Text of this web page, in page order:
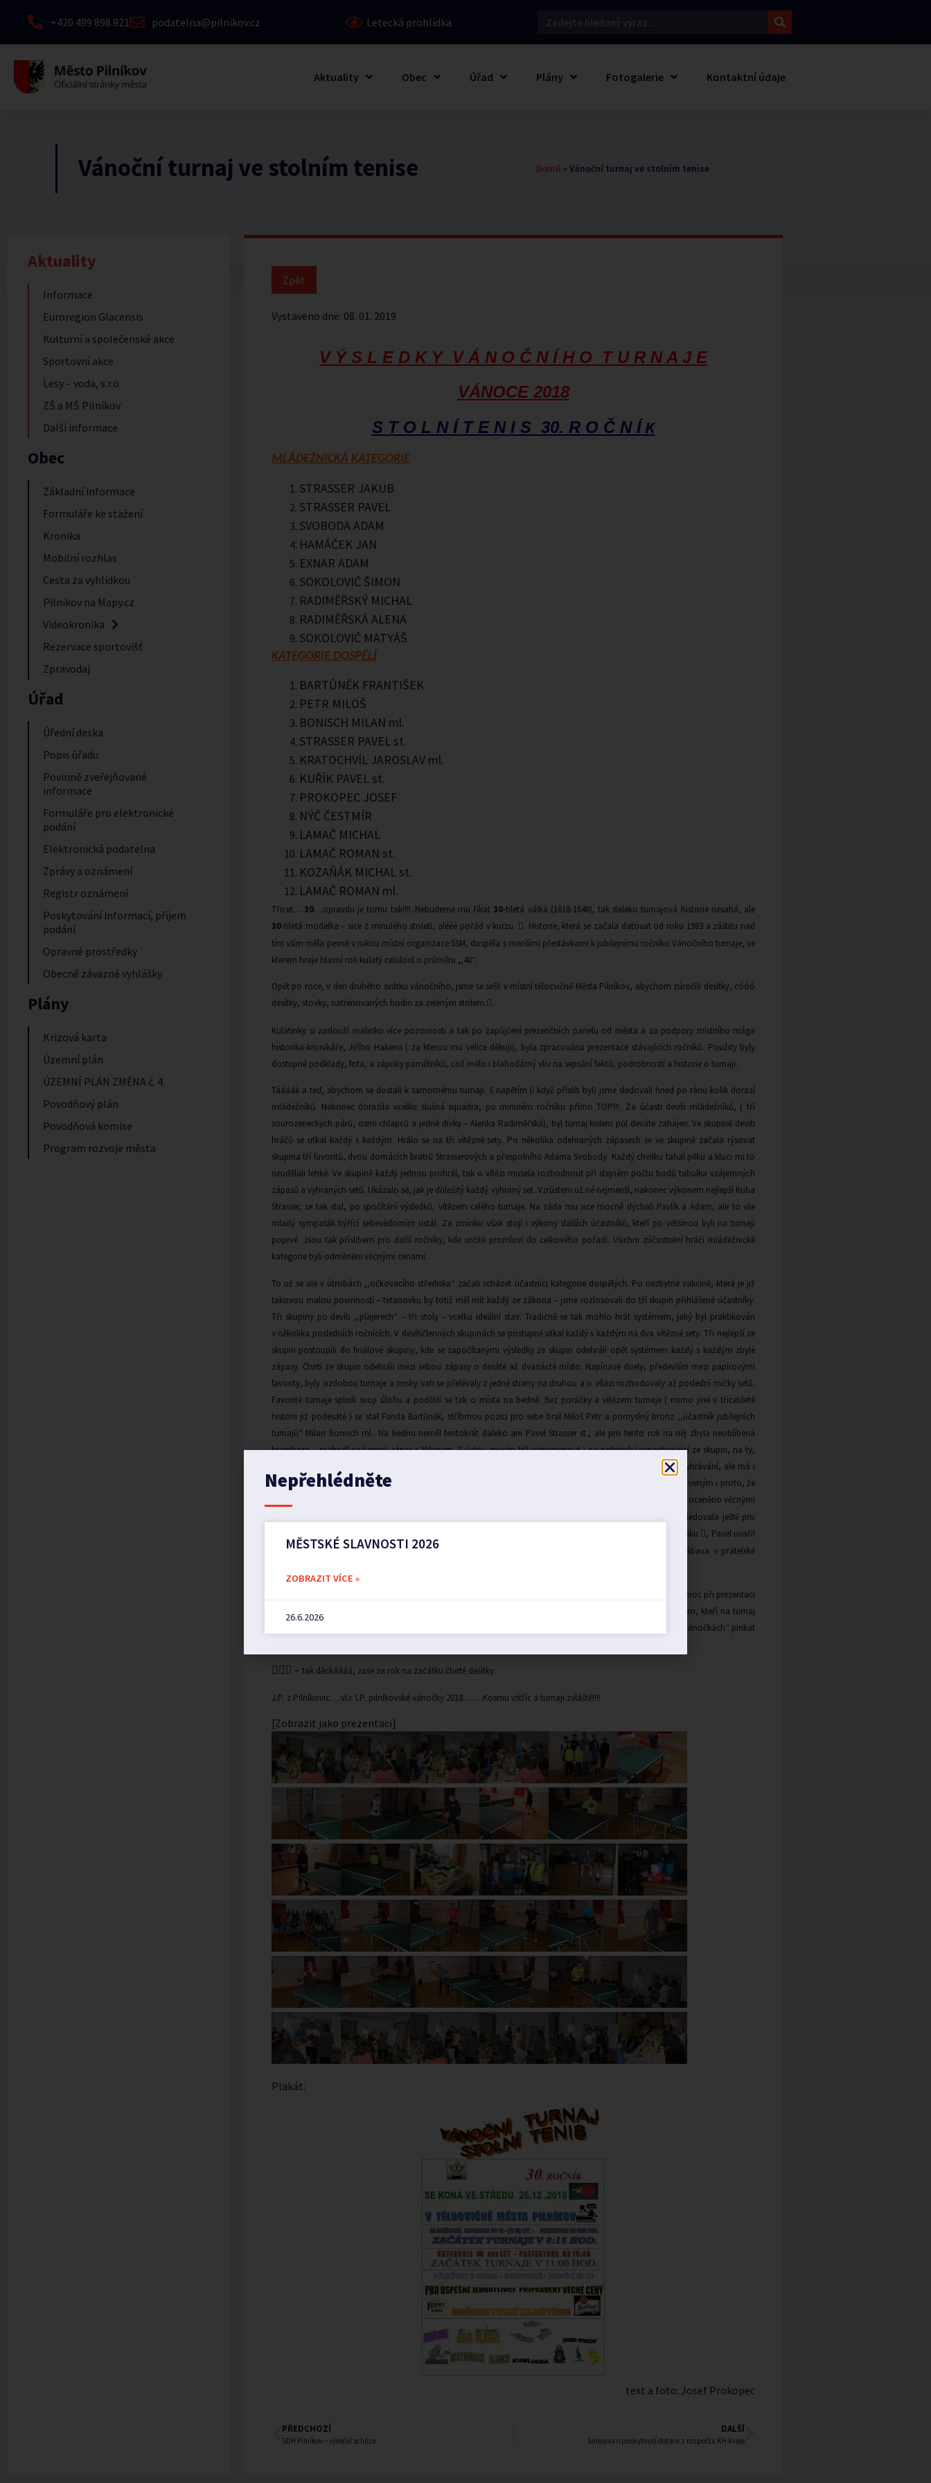
+420 499 898 921 podatelna@pilnikov.cz Letecká prohlídka
Aktuality Obec Úřad Plány Fotogalerie Kontaktní údaje
Vánoční turnaj ve stolním tenise Domů » Vánoční turnaj ve stolním tenise
Aktuality
Informace
Euroregion Glacensis
Kulturní a společenské akce
Sportovní akce
Lesy – voda, s.r.o.
ZŠ a MŠ Pilníkov
Další informace
Obec
Základní informace
Formuláře ke stažení
Kronika
Mobilní rozhlas
Cesta za vyhlídkou
Pilníkov na Mapy.cz
Videokronika
Rezervace sportovišť
Zpravodaj
Úřad
Úřední deska
Popis úřadu
Povinně zveřejňované
informace
Formuláře pro elektronické
podání
Elektronická podatelna
Zprávy a oznámení
Registr oznámení
Poskytování informací, příjem
podání
Opravné prostředky
Obecně závazné vyhlášky
Plány
Krizová karta
Územní plán
ÚZEMNÍ PLÁN ZMĚNA č. 4.
Povodňový plán
Povodňová komise
Program rozvoje města
Vystaveno dne: 08. 01. 2019
V Ý S L E D K Y V Á N O Č N Í H O T U R N A J E
VÁNOCE 2018
S T O L N Í T E N I S 30. R O Č N ÍK
MLÁDEŽNICKÁ KATEGORIE
STRASSER JAKUB
STRASSER PAVEL
SVOBODA ADAM
HAMÁČEK JAN
EXNAR ADAM
SOKOLOVIČ ŠIMON
RADIMĚŘSKÝ MICHAL
RADIMĚŘSKÁ ALENA
SOKOLOVIČ MATYÁŠ
KATEGORIE DOSPĚLÍ
BARTŮNĚK FRANTIŠEK
PETR MILOŠ
BONISCH MILAN ml.
STRASSER PAVEL st.
KRATOCHVÍL JAROSLAV ml.
KUŘÍK PAVEL st.
PROKOPEC JOSEF
NÝČ ČESTMÍR
LAMAČ MICHAL
LAMAČ ROMAN st.
KOZAŇÁK MICHAL st.
LAMAČ ROMAN ml.
Třicet….30…opravdu je tomu tak!!!!..Nebudeme mu říkat30-tiletá válka (1618-1648), tak daleko turnajová historie nesahá, ale
30-tiletá modelka – sice z minulého století, alééé pořád v kurzu.  . Historie, která se začala datovat od roku 1983 a záštitu nad
tím vším měla pevně v rukou místní organizace SSM, dospěla s menšími přestávkami k jubilejnímu ročníku Vánočního turnaje, ve
kterém hraje hlavní roli kulatý celuloid o průměru ,,40“.
Opět po roce, v den druhého svátku vánočního, jsme se sešli v místní tělocvičně Města Pilníkov, abychom zúročili desítky, cóóó
desítky, stovky, natrénovaných hodin za zeleným stolem  .
Kulatinky si zaslouží malinko více pozornosti a tak po zapůjčení prezenčních panelu od města a za podpory místního mága
historika-kronikáře, Jiřího Hakena ( za kterou mu velice děkuji), byla zpracována prezentace stávajících ročníků. Použity byly
dostupné podklady, fota, a zápisky pamětníků, což mělo i blahodárný vliv na sepsání faktů, podrobností a historie o turnaji.
Táááák a teď, abychom se dostali k samotnému turnaji. S napětím (i když příslib byl) jsme sledovali hned po ránu kolik dorazí
mládežníků. Nakonec dorazila vcelku slušná squadra, po minulém ročníku přímo TOP!!!. Za účasti devíti mládežníků, ( tří
sourozeneckých párů, osmi chlapců a jedné dívky – Alenka Radiměřská), byl turnaj kolem půl deváté zahájen. Ve skupině devíti
hráčů se utkal každý s každým. Hrálo se na tři vítězné sety. Po několika odehraných zápasech se ve skupině začala rýsovat
skupina tří favoritů, dvou domácích bratrů Strasserových a přespolního Adama Svobody. Každý chvilku tahal pilku a kluci mi to
neudělali lehké. Ve skupině každý jednou prohrál, tak o vítězi musela rozhodnout při stejném počtu bodů tabulka vzájemných
zápasů a vyhraných setů. Ukázalo se, jak je důležitý každý vyhraný set. Vzrůstem už né nejmenší, nakonec výkonem nejlepší Kuba
Strasser, se tak stal, po spočítání výsledků, vítězem celého turnaje. Na záda mu sice mocně dýchali Pavlík a Adam, ale to vše
mladý sympaťák hýřící sebevědomím ustál. Za zmínku však stojí i výkony dalších účastníků, kteří po většinou byli na turnaji
poprvé. Jsou tak příslibem pro další ročníky, kde určitě promluví do celkového pořadí. Všichni zúčastnění hráči mládežnické
kategorie byli odměněni věcnými cenami.
To už se ale v útrobách ,,očkovacího střediska“ začali scházet účastníci kategorie dospělých. Po nezbytné vakcíně, která je již
takovou malou povinností – tetanovku by totiž měl mít každý ze zákona – jsme rozlosovali do tří skupin přihlášené účastníky.
Tři skupiny po devíti ,,plajerech“ – tři stoly – vcelku ideální stav. Tradičně se tak mohlo hrát systémem, jaký byl praktikován
v několika posledních ročnících. V devítičlenných skupinách se postupně utkal každý s každým na dva vítězné sety. Tři nejlepší ze
skupin postoupili do finálové skupiny, kde se započítanými výsledky ze skupin odehráli opět systémem každý s každým zbylé
zápasy. Čtvrtí ze skupin odehráli mezi sebou zápasy o desáté až dvanácté místo. Napínavé duely, především mezi papírovými
favority, byly ozdobou turnaje a misky vah se přelévaly z jedné strany na druhou a o vítězi rozhodovaly až poslední míčky setů.
Favorité turnaje splnili svoji úlohu a podělili se tak o místa na bedně. Bez porážky a vítězem turnaje ( mimo jiné v třicetileté
historii již podesáté ) se stal Fanda Bartůněk, stříbrnou pozici pro sebe bral Miloš Petr a pomyslný bronz ,,účastník jubilejních
turnajů“ Milan Bonisch ml.. Na bednu neměl tentokrát daleko ani Pavel Strasser st., ale pro tento rok na něj zbyla neoblíbená
brambora – rozhodl vzájemný zápas s Milanem. S úctou musím též vzpomenout i na notorický nepostupující ze skupin, na ty,
kterým stačí uhrát třeba i jediný set nebo míček, ale svojí každoroční účastí prezentují, že turnaj není jen o vyhrávání, ale má i
jiné hodnoty. Při vyhlašování výsledků tak letos převládaly barvy spíše červenobílé oproti těm žluto-modro-červeným i proto, že
. Dvanáct nejúspěšnějších hráčů bylo oceněno věcnými
cenami, putovní pohár do ročního držení si odnesl vítěz turnaje Fanda Bartůněk. Po vyhlášení výsledků následovala ještě pro
pobavení malá retrotombola ( doufám, že už Krbec přepral minimálně jedny ponožky
, Milda namydlil mamku , Pavel uvařil
polívku, Jarda nastudoval čokoládu a Jirka-Buchy se neudusil tureckým medem
) a dále pak volná zábava v přátelské
Chtěl bych touto cestou poděkovat všem účastníkům turnaje, Pavlovi za pomoc při organizaci, Jirkovi za pomoc při prezentaci
historie turnaje, za barem a vynikají každoroční gulášek Iris, za opět super dršťkovou Milušce a Pavlovi a všem, kteří na turnaj
sponzorsky a jakkoli jinak přispěli. Vám všem ostatním za účast na turnaji, protože bez Vás, bych si mohl o ,,vánočkách“ pinkat
 – tak děckáááá, zase za rok na začátku čtvrté desítky.
J.P. z Pilníkovic….vl.r. LP. pilníkovské vánočky 2018…….Kosmu vstříc a turnaji zvláště!!!!
[Zobrazit jako prezentaci]
Plakát:
text a foto: Josef Prokopec
PŘEDCHOZÍ
SDH Pilníkov – výroční schůze
DALŠÍ
Smlouva o poskytnutí dotace z rozpočtu KH kraje
Nepřehlédněte
MĚSTSKÉ SLAVNOSTI 2026
ZOBRAZIT VÍCE »
26.6.2026